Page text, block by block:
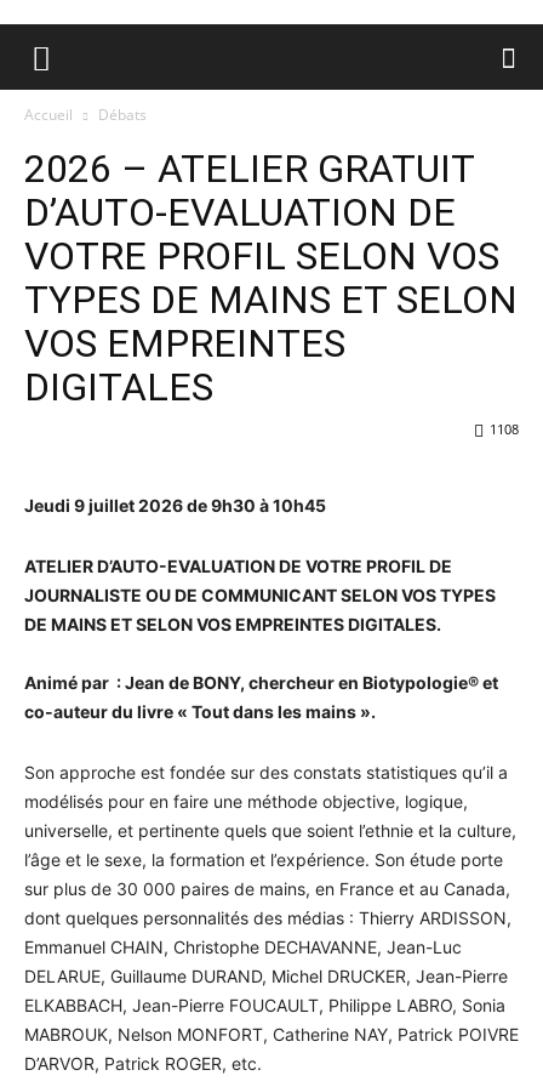
Accueil Débats
2026 – ATELIER GRATUIT
D’AUTO-EVALUATION DE
VOTRE PROFIL SELON VOS
TYPES DE MAINS ET SELON
VOS EMPREINTES
DIGITALES
1108
Jeudi 9 juillet 2026 de 9h30 à 10h45
ATELIER D’AUTO-EVALUATION DE VOTRE PROFIL DE
JOURNALISTE OU DE COMMUNICANT SELON VOS TYPES
DE MAINS ET SELON VOS EMPREINTES DIGITALES.
Animé par : Jean de BONY, chercheur en Biotypologie® et
co-auteur du livre « Tout dans les mains ».
Son approche est fondée sur des constats statistiques qu’il a
modélisés pour en faire une méthode objective, logique,
universelle, et pertinente quels que soient l’ethnie et la culture,
l’âge et le sexe, la formation et l’expérience. Son étude porte
sur plus de 30 000 paires de mains, en France et au Canada,
dont quelques personnalités des médias : Thierry ARDISSON,
Emmanuel CHAIN, Christophe DECHAVANNE, Jean-Luc
DELARUE, Guillaume DURAND, Michel DRUCKER, Jean-Pierre
ELKABBACH, Jean-Pierre FOUCAULT, Philippe LABRO, Sonia
MABROUK, Nelson MONFORT, Catherine NAY, Patrick POIVRE
D’ARVOR, Patrick ROGER, etc.